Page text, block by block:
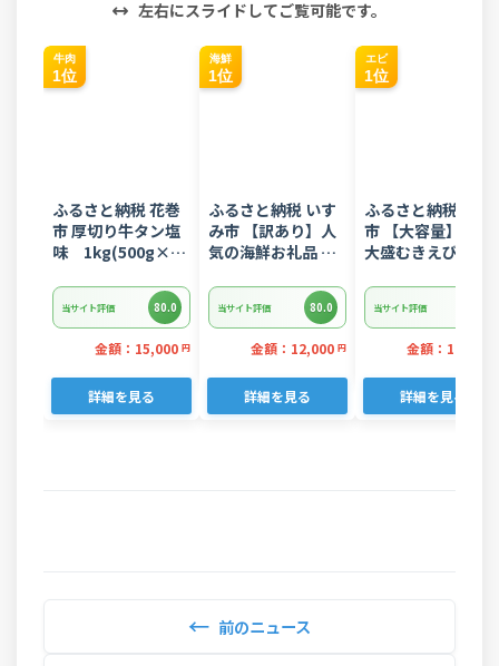
左右にスライドしてご覧可能です。
牛肉
1位
ふるさと納税 花巻
市 厚切り牛タン塩
味 1kg(500g×2
当サイト評価 80.0
金額：15,000 円
詳細を見る
海鮮
1位
ふるさと納税 いす
み市 【訳あり】人
気の海鮮お礼品 チ
り落とし(端材)約
3kg
当サイト評価 80.0
金額：12,000 円
詳細を見る
エビ
1位
ふるさと納税 西尾
市 【大容量】特大
大盛むきえび
当サイト評価
金額：12,000
詳細を見る
← 前のニュース